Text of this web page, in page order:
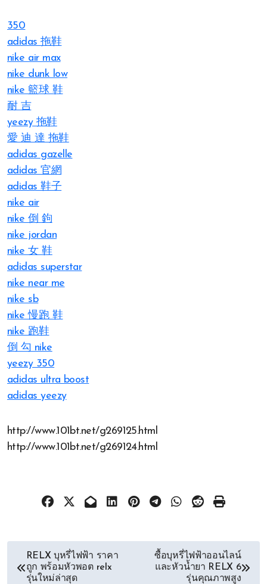
350
adidas 拖鞋
nike air max
nike dunk low
nike 籃球 鞋
耐 吉
yeezy 拖鞋
愛 迪 達 拖鞋
adidas gazelle
adidas 官網
adidas 鞋子
nike air
nike 倒 鉤
nike jordan
nike 女 鞋
adidas superstar
nike near me
nike sb
nike 慢跑 鞋
nike 跑鞋
倒 勾 nike
yeezy 350
adidas ultra boost
adidas yeezy
http://www.101bt.net/g269125.html
http://www.101bt.net/g269124.html
RELX บุหรี่ไฟฟ้า ราคา
ถูก พร้อมหัวพอต relx
รุ่นใหม่ล่าสุด
ซื้อบุหรี่ไฟฟ้าออนไลน์
และหัวน้ำยา RELX 6
รุ่นคุณภาพสูง